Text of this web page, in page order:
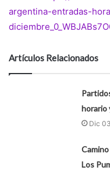
argentina-entradas-
Artículos Relacionados
horario
Dic
Los